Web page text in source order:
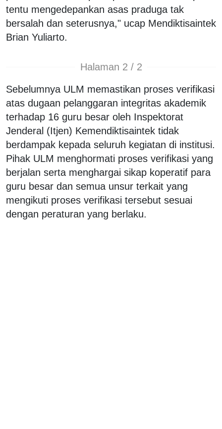
tentu mengedepankan asas praduga tak
bersalah dan seterusnya," ucap Mendiktisaintek
Brian Yuliarto.
Halaman 2 / 2
Sebelumnya ULM memastikan proses verifikasi
atas dugaan pelanggaran integritas akademik
terhadap 16 guru besar oleh Inspektorat
Jenderal (Itjen) Kemendiktisaintek tidak
berdampak kepada seluruh kegiatan di institusi.
Pihak ULM menghormati proses verifikasi yang
berjalan serta menghargai sikap koperatif para
guru besar dan semua unsur terkait yang
mengikuti proses verifikasi tersebut sesuai
dengan peraturan yang berlaku.